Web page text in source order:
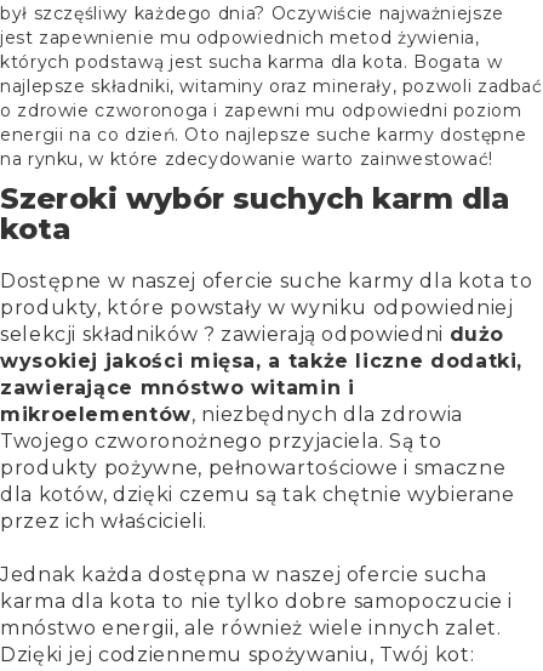
był szczęśliwy każdego dnia? Oczywiście najważniejsze
jest zapewnienie mu odpowiednich metod żywienia,
których podstawą jest sucha karma dla kota. Bogata w
najlepsze składniki, witaminy oraz minerały, pozwoli zadbać
o zdrowie czworonoga i zapewni mu odpowiedni poziom
energii na co dzień. Oto najlepsze suche karmy dostępne
na rynku, w które zdecydowanie warto zainwestować!
Szeroki wybór suchych karm dla
kota
Dostępne w naszej ofercie suche karmy dla kota to
produkty, które powstały w wyniku odpowiedniej
selekcji składników ? zawierają odpowiedni dużo
wysokiej jakości mięsa, a także liczne dodatki,
zawierające mnóstwo witamin i
mikroelementów, niezbędnych dla zdrowia
Twojego czworonożnego przyjaciela. Są to
produkty pożywne, pełnowartościowe i smaczne
dla kotów, dzięki czemu są tak chętnie wybierane
przez ich właścicieli.
Jednak każda dostępna w naszej ofercie sucha
karma dla kota to nie tylko dobre samopoczucie i
mnóstwo energii, ale również wiele innych zalet.
Dzięki jej codziennemu spożywaniu, Twój kot: